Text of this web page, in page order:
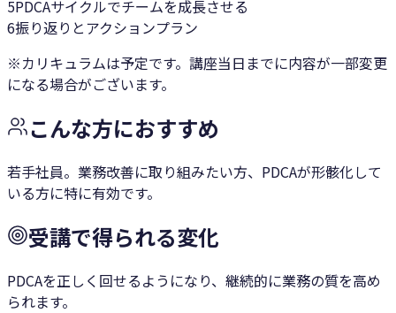
5PDCAサイクルでチームを成長させる
6振り返りとアクションプラン
※カリキュラムは予定です。講座当日までに内容が一部変更
になる場合がございます。
こんな方におすすめ
若手社員。業務改善に取り組みたい方、PDCAが形骸化して
いる方に特に有効です。
受講で得られる変化
PDCAを正しく回せるようになり、継続的に業務の質を高め
られます。